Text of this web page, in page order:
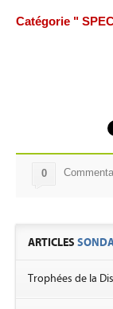
Catégorie "
0
ARTICLES
Trophées de la